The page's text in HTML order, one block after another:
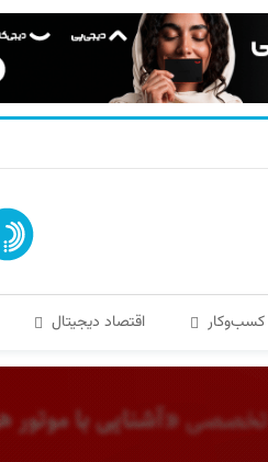
کسب‌و‌کار اقتصاد دیجیتال